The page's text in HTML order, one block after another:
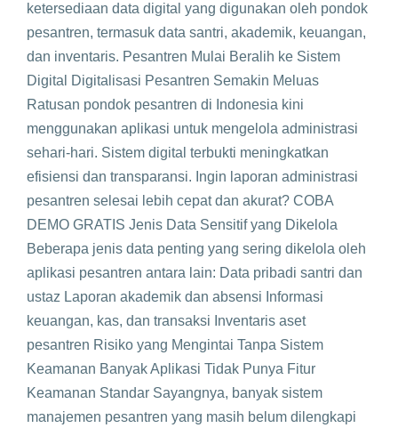
ketersediaan data digital yang digunakan oleh pondok
pesantren, termasuk data santri, akademik, keuangan,
dan inventaris. Pesantren Mulai Beralih ke Sistem
Digital Digitalisasi Pesantren Semakin Meluas
Ratusan pondok pesantren di Indonesia kini
menggunakan aplikasi untuk mengelola administrasi
sehari-hari. Sistem digital terbukti meningkatkan
efisiensi dan transparansi. Ingin laporan administrasi
pesantren selesai lebih cepat dan akurat? COBA
DEMO GRATIS Jenis Data Sensitif yang Dikelola
Beberapa jenis data penting yang sering dikelola oleh
aplikasi pesantren antara lain: Data pribadi santri dan
ustaz Laporan akademik dan absensi Informasi
keuangan, kas, dan transaksi Inventaris aset
pesantren Risiko yang Mengintai Tanpa Sistem
Keamanan Banyak Aplikasi Tidak Punya Fitur
Keamanan Standar Sayangnya, banyak sistem
manajemen pesantren yang masih belum dilengkapi